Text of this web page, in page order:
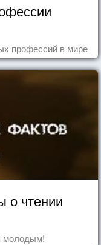
профессий в мире
о чтении
молодым!